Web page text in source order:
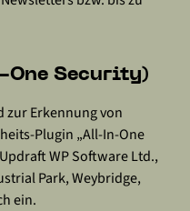
Security)
zur Erkennung von
Plugin „All-In-One
WP Software Ltd.,
Park, Weybridge,
ein.